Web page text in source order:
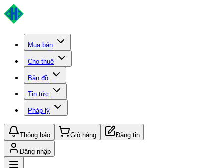
Mua bán
Cho thuê
Bản đồ
Tin tức
Pháp lý
Thông báo Giỏ hàng Đăng tin
Đăng nhập